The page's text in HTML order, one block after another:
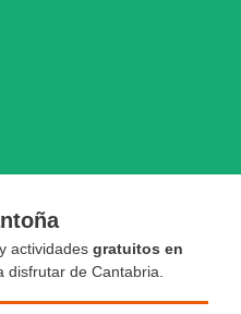
actividades gratuitos en
disfrutar de Cantabria.